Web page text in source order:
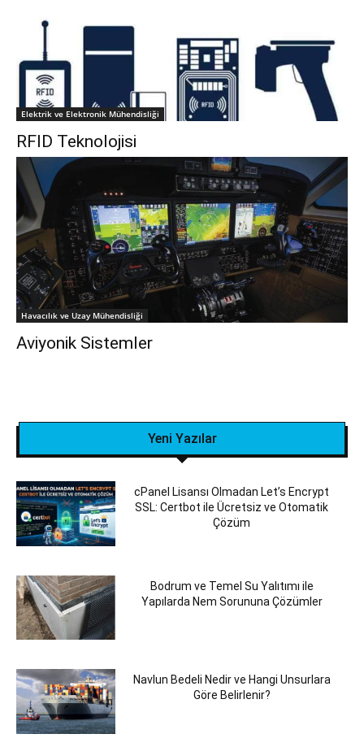
Elektrik ve Elektronik Mühendisliği
RFID Teknolojisi
Havacılık ve Uzay Mühendisliği
Aviyonik Sistemler
Yeni Yazılar
cPanel Lisansı Olmadan Let’s Encrypt
SSL: Certbot ile Ücretsiz ve Otomatik
Çözüm
Bodrum ve Temel Su Yalıtımı ile
Yapılarda Nem Sorununa Çözümler
Navlun Bedeli Nedir ve Hangi Unsurlara
Göre Belirlenir?